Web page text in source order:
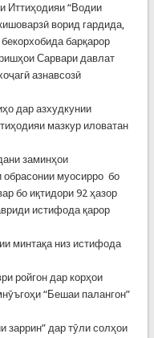
Иттиҳодияи “Водии
ворид гардида,
барқарор
Сарвари давлат
азнавсозӣ
дар азхудкунии
мазкур иловатан
заминҳои
обрасонии муосирро бо
бо иқтидори 92 ҳазор
истифода қарор
минтақа низ истифода
ройгон дар корҳои
“Бешаи палангон”
заррин” дар тӯли солҳои